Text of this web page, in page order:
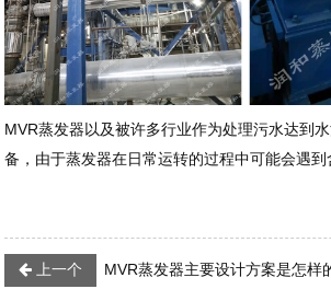
MVR蒸发器以及被许多行业作为处理污水达到
备，由于蒸发器在日常运转的过程中可能会遇到
上一个 MVR蒸发器主要设计方案是怎样